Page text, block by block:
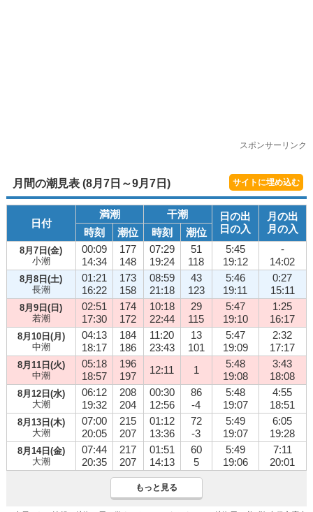
スポンサーリンク
月間の潮見表 (8月7日～9月7日) サイトに埋め込む
日付
満潮 干潮
日の出
日の入
月の出
月の入
時刻 潮位 時刻 潮位
8月7日(金)
小潮
00:09
14:34
177
148
07:29
19:24
51
118
5:45
19:12
-
14:02
8月8日(土)
長潮
01:21
16:22
173
158
08:59
21:18
43
123
5:46
19:11
0:27
15:11
8月9日(日)
若潮
02:51
17:30
174
172
10:18
22:44
29
115
5:47
19:10
1:25
16:17
8月10日(月)
中潮
04:13
18:17
184
186
11:20
23:43
13
101
5:47
19:09
2:32
17:17
8月11日(火)
中潮
05:18
18:57
196
197
12:11 1
5:48
19:08
3:43
18:08
8月12日(水)
大潮
06:12
19:32
208
204
00:30
12:56
86
-4
5:48
19:07
4:55
18:51
8月13日(木)
大潮
07:00
20:05
215
207
01:12
13:36
72
-3
5:49
19:07
6:05
19:28
8月14日(金)
大潮
07:44
20:35
217
207
01:51
14:13
60
5
5:49
19:06
7:11
20:01
もっと見る